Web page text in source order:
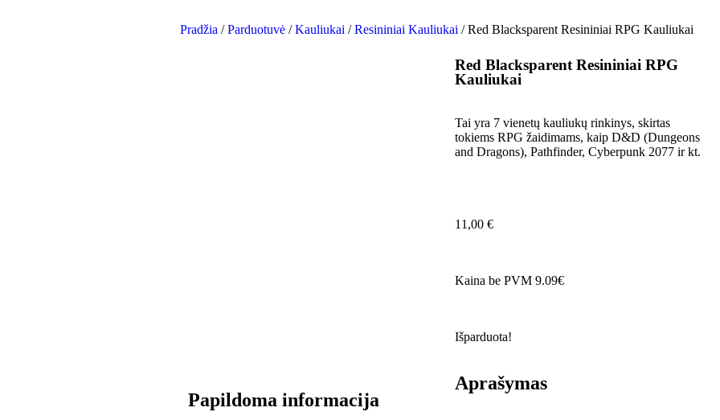
Pradžia /Parduotuvė /Kauliukai /Resininiai Kauliukai / Red Blacksparent Resininiai RPG Kauliukai
Red Blacksparent Resininiai RPG
Kauliukai
Tai yra 7 vienetų kauliukų rinkinys, skirtas
tokiems RPG žaidimams, kaip D&D (Dungeons
and Dragons), Pathfinder, Cyberpunk 2077 ir kt.
11,00 €
Kaina be PVM 9.09€
Išparduota!
Papildoma informacija
Aprašymas